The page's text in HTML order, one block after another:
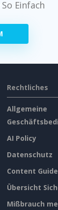
Einfach
Rechtliches
Allgemeine
AI Policy
Datenschutz
Content
Übersicht
Mißbrauch